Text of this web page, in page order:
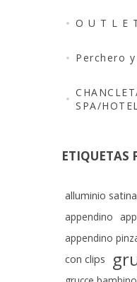
O U T L E
Perchero
SPA/
ETIQUETAS
alluminio
appendino
appendino
con clips